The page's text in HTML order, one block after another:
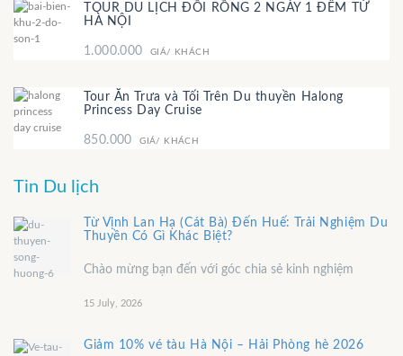
TOUR DU LỊCH ĐỒI RỒNG 2 NGÀY 1 ĐÊM TỪ
HÀ NỘI
1.000.000 GIÁ/ KHÁCH
Tour Ăn Trưa và Tối Trên Du thuyền Halong
Princess Day Cruise
850.000 GIÁ/ KHÁCH
Tin Du lịch
Từ Vịnh Lan Hạ (Cát Bà) Đến Huế: Trải Nghiệm Du
Thuyền Có Gì Khác Biệt?
Chào mừng bạn đến với góc chia sẻ kinh nghiệm
15 July, 2026
Giảm 10% vé tàu Hà Nội – Hải Phòng hè 2026